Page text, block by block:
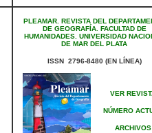
PLEAMAR. REVISTA DEL
DE GEOGRAFÍA. FACULTAD DE
HUMANIDADES. UNIVERSIDAD
DE MAR DEL PLATA
ISSN 2796-8480 (EN LÍNEA)
VER
NÚMERO
ARCHIVOS